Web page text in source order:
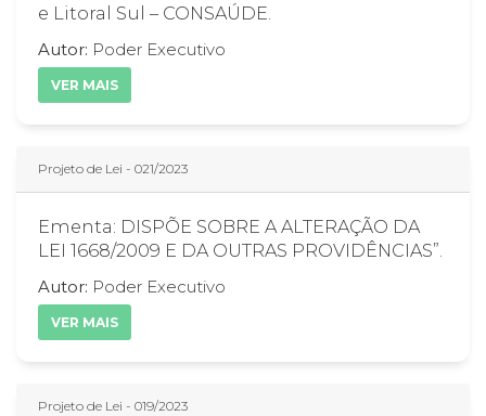
e Litoral Sul – CONSAÚDE.
Autor: Poder Executivo
VER MAIS
Projeto de Lei - 021/2023
Ementa: DISPÕE SOBRE A ALTERAÇÃO DA
LEI 1668/2009 E DA OUTRAS PROVIDÊNCIAS”.
Autor: Poder Executivo
VER MAIS
Projeto de Lei - 019/2023